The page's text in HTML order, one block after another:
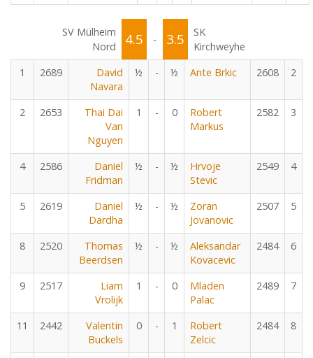
SV Mülheim
Nord
4.5 - 3.5
SK
Kirchweyhe
1
2689
David
Navara
½ - ½ Ante Brkic 2608 2
2 2653
Thai Dai
Van
Nguyen
1 - 0
Robert
Markus
2582 3
4 2586
Daniel
Fridman
½ - ½
Hrvoje
Stevic
2549 4
5 2619
Daniel
Dardha
½ - ½
Zoran
Jovanovic
2507 5
8 2520
Thomas
Beerdsen
½ - ½
Aleksandar
Kovacevic
2484 6
9 2517
Liam
Vrolijk
1 - 0
Mladen
Palac
2489 7
11 2442
Valentin
Buckels
0 - 1
Robert
Zelcic
2484 8